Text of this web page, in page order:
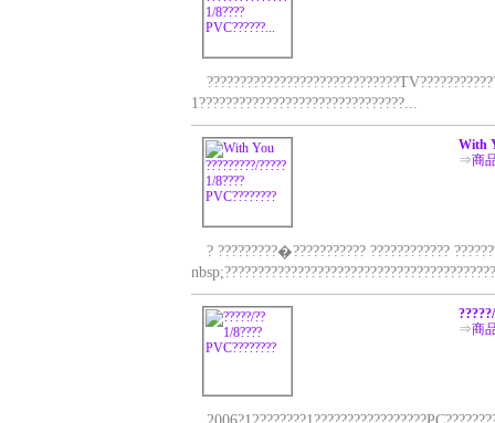
1???????????????????????????????...
With
⇒商
? ?????????�??????????? ????????????
⇒商